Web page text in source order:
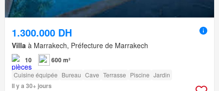
1.300.000 DH
Villa à Marrakech, Préfecture de Marrakech
10 600 m²
Cuisine équipée Bureau Cave Terrasse Piscine Jardin
Il y a 30+ jours